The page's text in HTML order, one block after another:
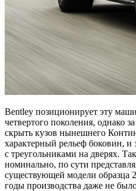
Bentley позиционирует эту
четвертого поколения, однако
скрыть кузов нынешнего
характерный рельеф боковин, и
с треугольниками на дверях.
номинально, по сути
существующей модели образца
годы производства даже не